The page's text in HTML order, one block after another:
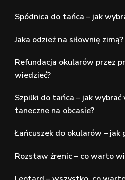
Spódnica do tańca – jak
Jaka odzież na siłownię zimą?
Refundacja okularów przez
wiedzieć?
Szpilki do tańca – jak
taneczne na obcasie?
Łańcuszek do okularów – jak
Rozstaw źrenic – co warto